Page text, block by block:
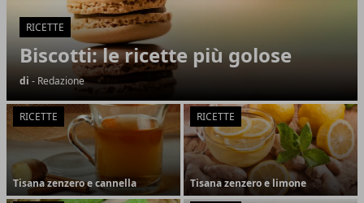
RICETTE
Biscotti: le ricette più golose
di - Redazione
RICETTE
Tisana zenzero e cannella
RICETTE
Tisana zenzero e limone